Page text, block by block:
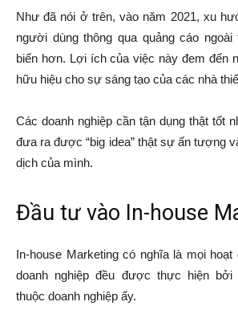
Như đã nói ở trên, vào năm 2021, xu
người dùng thông qua quảng cáo
biến hơn. Lợi ích của việc này đem đến
hữu hiệu cho sự sáng tạo của các nhà
Các doanh nghiệp cần tận dụng thật tốt
đưa ra được “big idea” thật sự ấn tượng
dịch của mình.
Đầu tư vào In-house
In-house Marketing có nghĩa là mọi hoạt
doanh nghiệp đều được thực hiện bởi
thuộc doanh nghiệp ấy.